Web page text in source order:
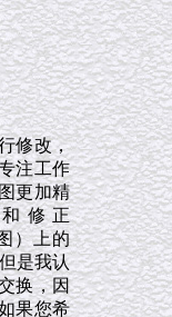
修改，
注工作
更加精
修正
）上的
是我认
换，因
果您希